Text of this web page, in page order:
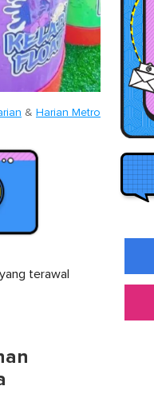
& Harian Metro
terawal